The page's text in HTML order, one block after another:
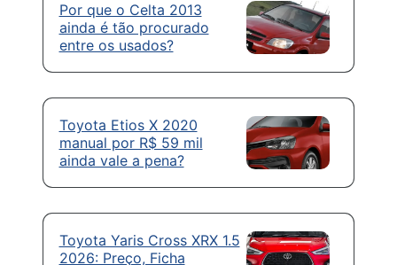
Por que o Celta 2013
ainda é tão procurado
entre os usados?
Toyota Etios X 2020
manual por R$ 59 mil
ainda vale a pena?
Toyota Yaris Cross XRX 1.5
2026: Preço, Ficha